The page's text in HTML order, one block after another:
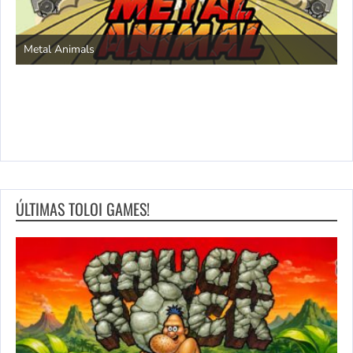
Metal Animals
ÚLTIMAS TOLOI GAMES!